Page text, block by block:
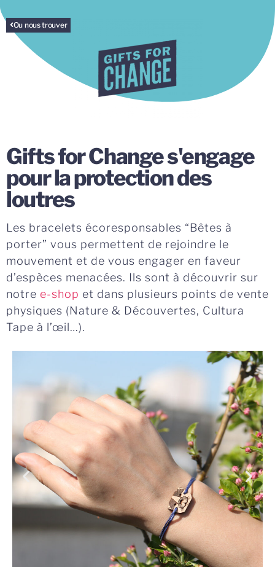
Ou nous trouver
Gifts for Change s'engage
pour la protection des
loutres
Les bracelets écoresponsables “Bêtes à
porter” vous permettent de rejoindre le
mouvement et de vous engager en faveur
d’espèces menacées. Ils sont à découvrir sur
notre e-shop et dans plusieurs points de vente
physiques (Nature & Découvertes, Cultura
Tape à l’œil…).